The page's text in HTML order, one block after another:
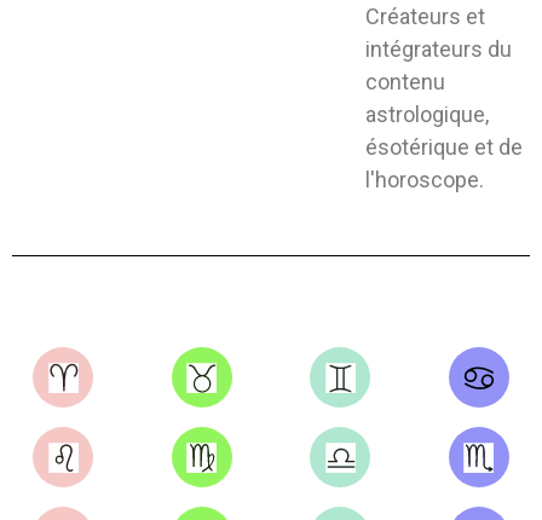
Créateurs et
intégrateurs du
contenu
astrologique,
ésotérique et de
l'horoscope.